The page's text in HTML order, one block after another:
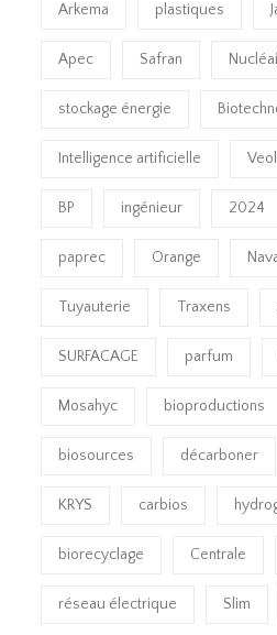
Arkema plastiques
Apec Safran
stockage énergie
Intelligence artificielle
BP ingénieur 2024
paprec Orange
Tuyauterie Traxens
SURFACAGE parfum
Mosahyc bioproductions
biosources décarboner
KRYS carbios
biorecyclage Centrale
réseau électrique Slim